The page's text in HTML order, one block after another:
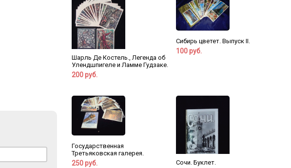
Шарль Де Костель., Легенда об
Улендшпигеле и Ламме Гудзаке.
200 руб.
Сибирь цветет. Выпуск II.
100 руб.
Государственная
Третьяковская галерея.
250 руб. Сочи. Буклет.